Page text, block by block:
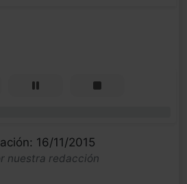
16/11/2015
nuestra redacción